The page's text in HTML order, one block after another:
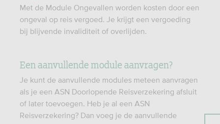
Met de Module Ongevallen worden kosten door een
ongeval op reis vergoed. Je krijgt een vergoeding
bij blijvende invaliditeit of overlijden.
Een aanvullende module aanvragen?
Je kunt de aanvullende modules meteen aanvragen
als je een ASN Doorlopende Reisverzekering afsluit
of later toevoegen. Heb je al een ASN
Reisverzekering? Dan voeg je de aanvullende